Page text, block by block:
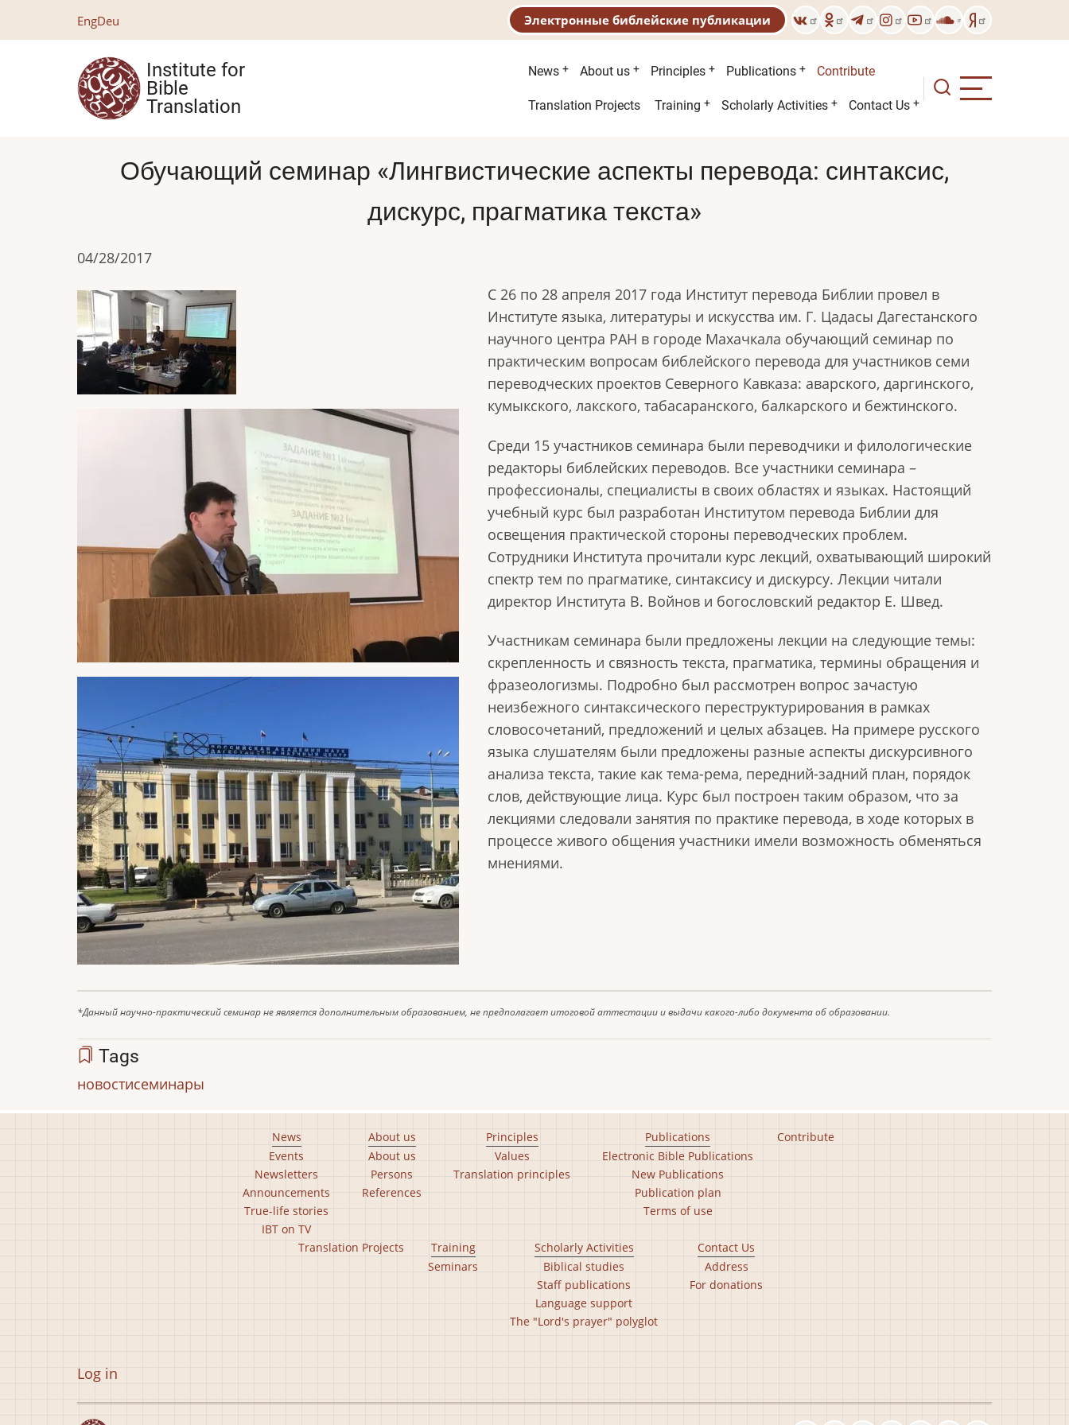
EngDeu Электронные библейские публикации
Institute for
Bible
Translation
Main
menu
News About us Principles Publications Contribute
Second
Translation Projects Training Scholarly Activities Contact Us
Обучающий семинар «Лингвистические аспекты перевода: синтаксис,
дискурс, прагматика текста»
04/28/2017
С 26 по 28 апреля 2017 года Институт перевода Библии провел в
Институте языка, литературы и искусства им. Г. Цадасы Дагестанского
научного центра РАН в городе Махачкала обучающий семинар по
практическим вопросам библейского перевода для участников семи
переводческих проектов Северного Кавказа: аварского, даргинского,
кумыкского, лакского, табасаранского, балкарского и бежтинского.
Среди 15 участников семинара были переводчики и филологические
редакторы библейских переводов. Все участники семинара –
профессионалы, специалисты в своих областях и языках. Настоящий
учебный курс был разработан Институтом перевода Библии для
освещения практической стороны переводческих проблем.
Сотрудники Института прочитали курс лекций, охватывающий широкий
спектр тем по прагматике, синтаксису и дискурсу. Лекции читали
директор Института В. Войнов и богословский редактор Е. Швед.
Участникам семинара были предложены лекции на следующие темы:
скрепленность и связность текста, прагматика, термины обращения и
фразеологизмы. Подробно был рассмотрен вопрос зачастую
неизбежного синтаксического переструктурирования в рамках
словосочетаний, предложений и целых абзацев. На примере русского
языка слушателям были предложены разные аспекты дискурсивного
анализа текста, такие как тема-рема, передний-задний план, порядок
слов, действующие лица. Курс был построен таким образом, что за
лекциями следовали занятия по практике перевода, в ходе которых в
процессе живого общения участники имели возможность обменяться
мнениями.
*Данный научно-практический семинар не является дополнительным образованием, не предполагает итоговой аттестации и выдачи какого-либо документа об образовании.
Tags
новостисеминары
News
Events
Newsletters
Announcements
True-life stories
IBT on TV
About us
About us
Persons
References
Principles
Values
Translation principles
Publications
Electronic Bible Publications
New Publications
Publication plan
Terms of use
Contribute
Translation Projects
Training
Seminars
Scholarly Activities
Biblical studies
Staff publications
Language support
The "Lord's prayer" polyglot
Contact Us
Address
For donations
User
menu
Log in